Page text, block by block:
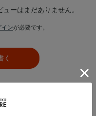
ーはまだありません。
インが必要です。
く